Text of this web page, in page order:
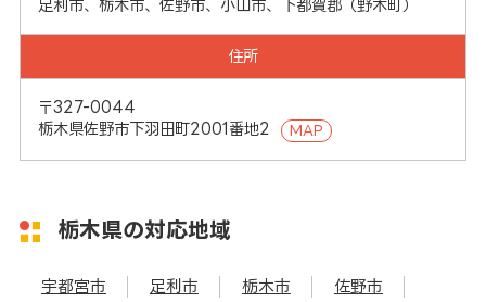
足利市、栃木市、佐野市、小山市、下都賀郡（野木町）
住所
〒327-0044
栃木県佐野市下羽田町2001番地2
MAP
栃木県の対応地域
宇都宮市 足利市 栃木市 佐野市